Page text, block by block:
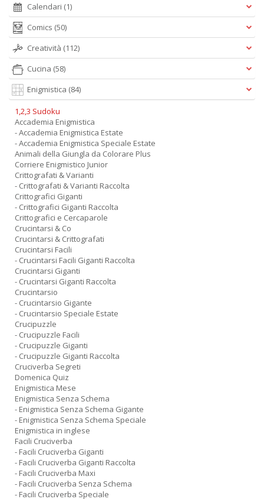
Calendari (1)
Comics (50)
Creatività (112)
Cucina (58)
Enigmistica (84)
1,2,3 Sudoku
Accademia Enigmistica
- Accademia Enigmistica Estate
- Accademia Enigmistica Speciale Estate
Animali della Giungla da Colorare Plus
Corriere Enigmistico Junior
Crittografati & Varianti
- Crittografati & Varianti Raccolta
Crittografici Giganti
- Crittografici Giganti Raccolta
Crittografici e Cercaparole
Crucintarsi & Co
Crucintarsi & Crittografati
Crucintarsi Facili
- Crucintarsi Facili Giganti Raccolta
Crucintarsi Giganti
- Crucintarsi Giganti Raccolta
Crucintarsio
- Crucintarsio Gigante
- Crucintarsio Speciale Estate
Crucipuzzle
- Crucipuzzle Facili
- Crucipuzzle Giganti
- Crucipuzzle Giganti Raccolta
Cruciverba Segreti
Domenica Quiz
Enigmistica Mese
Enigmistica Senza Schema
- Enigmistica Senza Schema Gigante
- Enigmistica Senza Schema Speciale
Enigmistica in inglese
Facili Cruciverba
- Facili Cruciverba Giganti
- Facili Cruciverba Giganti Raccolta
- Facili Cruciverba Maxi
- Facili Cruciverba Senza Schema
- Facili Cruciverba Speciale